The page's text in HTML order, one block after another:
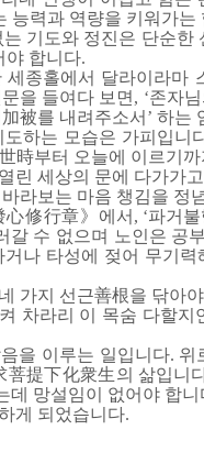
능력과 역량을 키워가
기도와 정진은 단순
야 합니다.
종홀에서 달라이라마
을 들여다 보면, ‘존자
被를 내려주소서’ 하는
하는 모습은 가피입
時부터 오늘에 이르기
린 세상의 문에 다가가
라보는 마음 챙김을 정
修行章》에서, ‘파거
갈 수 없으며 노인은 공
나 타성에 젖어 무기
가지 선근善根을 닦아
차라리 이 목숨 다할
을 이루는 일입니다.
提下化衆生의 삶입니
데 망설임이 없어야 합니
게 되었습니다.